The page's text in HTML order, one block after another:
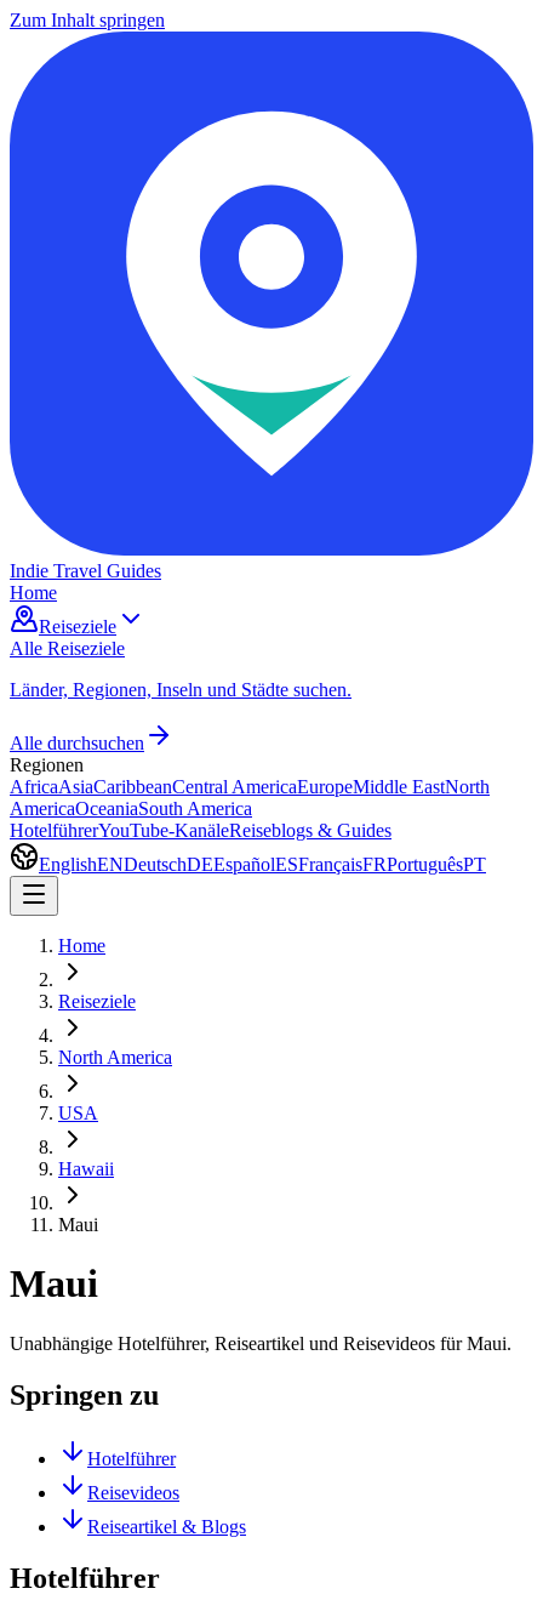
Zum Inhalt springen
Indie Travel Guides
Home
Reiseziele
Alle Reiseziele
Länder, Regionen, Inseln und Städte suchen.
Alle durchsuchen
Regionen
AfricaAsiaCaribbeanCentral AmericaEuropeMiddle EastNorth
AmericaOceaniaSouth America
HotelführerYouTube-KanäleReiseblogs & Guides
EnglishENDeutschDEEspañolESFrançaisFRPortuguêsPT
Home
Reiseziele
North America
USA
Hawaii
Maui
Maui
Unabhängige Hotelführer, Reiseartikel und Reisevideos für Maui.
Springen zu
Hotelführer
Reisevideos
Reiseartikel & Blogs
Hotelführer